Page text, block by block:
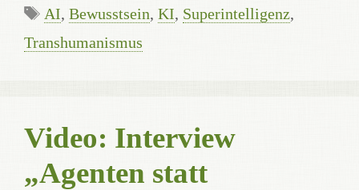
Schlagwörter
AI, Bewusstsein, KI, Superintelligenz,
Transhumanismus
Video: Interview
„Agenten statt